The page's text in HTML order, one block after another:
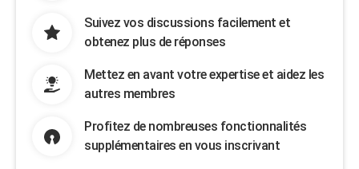
Suivez vos discussions facilement et
obtenez plus de réponses
Mettez en avant votre expertise et aidez les
autres membres
Profitez de nombreuses fonctionnalités
supplémentaires en vous inscrivant